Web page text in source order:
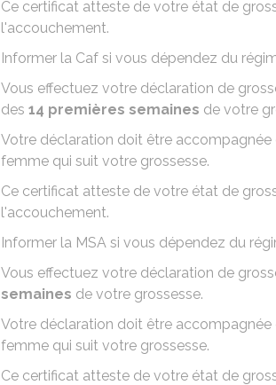
Ce certificat atteste de votre état de
l'accouchement.
Informer la Caf si vous dépendez du
Vous effectuez votre déclaration de
des 14 premières semaines de votre
Votre déclaration doit être
femme qui suit votre grossesse.
Ce certificat atteste de votre état de
l'accouchement.
Informer la MSA si vous dépendez du
Vous effectuez votre déclaration de
semaines de votre grossesse.
Votre déclaration doit être
femme qui suit votre grossesse.
Ce certificat atteste de votre état de